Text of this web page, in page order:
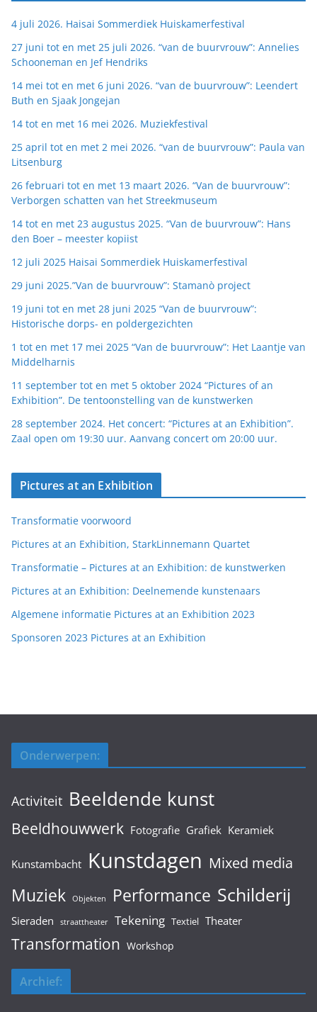
4 juli 2026. Haisai Sommerdiek Huiskamerfestival
27 juni tot en met 25 juli 2026. “van de buurvrouw”: Annelies
Schooneman en Jef Hendriks
14 mei tot en met 6 juni 2026. “van de buurvrouw”: Leendert
Buth en Sjaak Jongejan
14 tot en met 16 mei 2026. Muziekfestival
25 april tot en met 2 mei 2026. “van de buurvrouw”: Paula van
Litsenburg
26 februari tot en met 13 maart 2026. “Van de buurvrouw”:
Verborgen schatten van het Streekmuseum
14 tot en met 23 augustus 2025. “Van de buurvrouw”: Hans
den Boer – meester kopiist
12 juli 2025 Haisai Sommerdiek Huiskamerfestival
29 juni 2025.”Van de buurvrouw”: Stamanò project
19 juni tot en met 28 juni 2025 “Van de buurvrouw”:
Historische dorps- en poldergezichten
1 tot en met 17 mei 2025 “Van de buurvrouw”: Het Laantje van
Middelharnis
11 september tot en met 5 oktober 2024 “Pictures of an
Exhibition”. De tentoonstelling van de kunstwerken
28 september 2024. Het concert: “Pictures at an Exhibition”.
Zaal open om 19:30 uur. Aanvang concert om 20:00 uur.
Pictures at an Exhibition
Transformatie voorwoord
Pictures at an Exhibition, StarkLinnemann Quartet
Transformatie – Pictures at an Exhibition: de kunstwerken
Pictures at an Exhibition: Deelnemende kunstenaars
Algemene informatie Pictures at an Exhibition 2023
Sponsoren 2023 Pictures at an Exhibition
Onderwerpen:
Activiteit Beeldende kunst
Beeldhouwwerk Fotografie Grafiek Keramiek
Kunstambacht Kunstdagen Mixed media
Muziek Objekten Performance Schilderij
Sieraden straattheater Tekening Textiel Theater
Transformation Workshop
Archief: